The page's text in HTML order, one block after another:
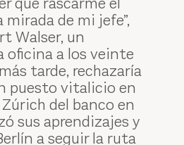
de mi jefe”,
Walser, un
oficina a los veinte
tarde, rechazaría
puesto vitalicio en
del banco en
sus aprendizajes y
a seguir la ruta